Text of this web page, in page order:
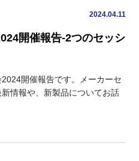
2024.04.11
開催報告-2つのセッシ
開催報告です。メーカーセ
情報や、新製品についてお話